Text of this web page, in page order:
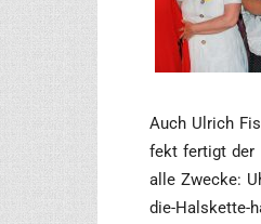
Auch Ulrich
fekt fer­tigt der
alle Zwe­cke:
die-Hals­ket­te-